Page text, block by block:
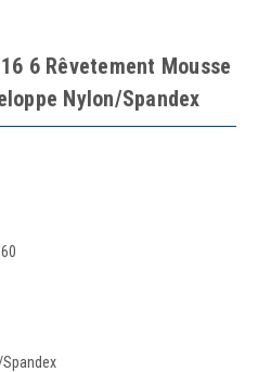
6 Rêvetement Mousse
Nylon/Spandex
Spandex